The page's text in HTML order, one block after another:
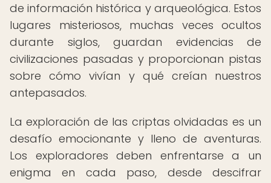
de información histórica y arqueológica. Estos
lugares misteriosos, muchas veces ocultos
durante siglos, guardan evidencias de
civilizaciones pasadas y proporcionan pistas
sobre cómo vivían y qué creían nuestros
antepasados.
La exploración de las criptas olvidadas es un
desafío emocionante y lleno de aventuras.
Los exploradores deben enfrentarse a un
enigma en cada paso, desde descifrar